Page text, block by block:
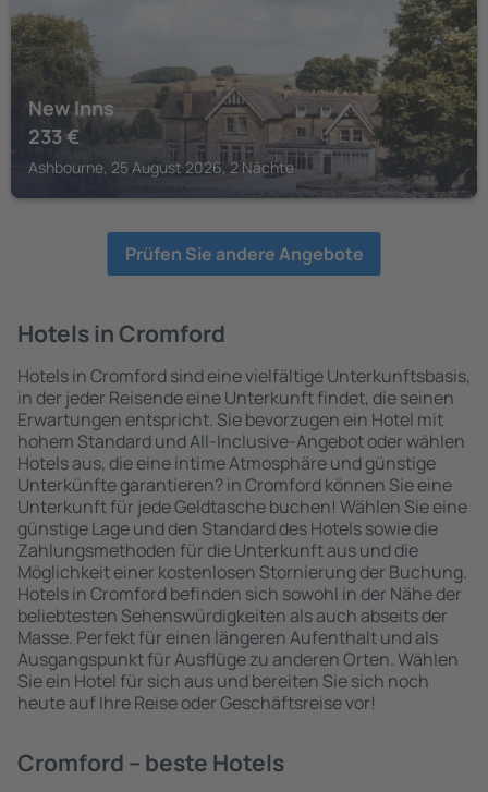
New Inns
233€
Ashbourne, 25 August 2026, 2 Nächte
Prüfen Sie andere Angebote
Hotels in Cromford
Hotels in Cromford sind eine vielfältige Unterkunftsbasis,
in der jeder Reisende eine Unterkunft findet, die seinen
Erwartungen entspricht. Sie bevorzugen ein Hotel mit
hohem Standard und All-Inclusive-Angebot oder wählen
Hotels aus, die eine intime Atmosphäre und günstige
Unterkünfte garantieren? in Cromford können Sie eine
Unterkunft für jede Geldtasche buchen! Wählen Sie eine
günstige Lage und den Standard des Hotels sowie die
Zahlungsmethoden für die Unterkunft aus und die
Möglichkeit einer kostenlosen Stornierung der Buchung.
Hotels in Cromford befinden sich sowohl in der Nähe der
beliebtesten Sehenswürdigkeiten als auch abseits der
Masse. Perfekt für einen längeren Aufenthalt und als
Ausgangspunkt für Ausflüge zu anderen Orten. Wählen
Sie ein Hotel für sich aus und bereiten Sie sich noch
heute auf Ihre Reise oder Geschäftsreise vor!
Cromford – beste Hotels